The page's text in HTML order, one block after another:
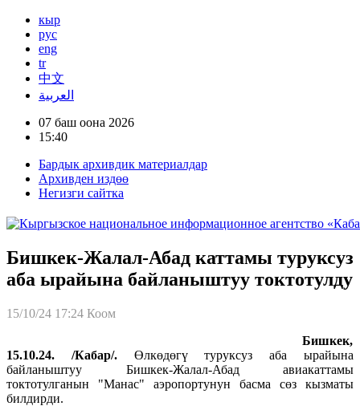
кыр
рус
eng
tr
中文
العربية
07 баш оона 2026
15:40
Бардык архивдик материалдар
Архивден издөө
Негизги сайтка
Бишкек-Жалал-Абад каттамы туруксуз
аба ырайына байланыштуу токтотулду
15/10/24 17:24 Коом
Бишкек,
15.10.24. /Кабар/. Өлкөдөгү туруксуз аба ырайына
байланыштуу Бишкек-Жалал-Абад авиакаттамы
токтотулганын "Манас" аэропортунун басма сөз кызматы
билдирди.